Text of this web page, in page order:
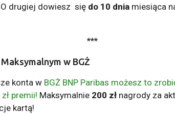
O drugiej dowiesz się do 10 dnia miesiąca
***
w BGŻ
konta w BGŻ BNP Paribas możesz to
premii! Maksymalnie 200 zł nagrody za
kartą!